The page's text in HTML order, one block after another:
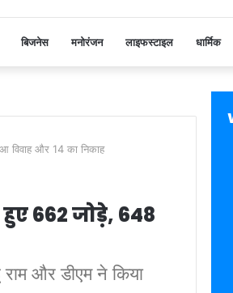
बिजनेस मनोरंजन लाइफस्टाइल धार्मिक
विवाह और 14 का निकाह
662 जोड़े, 648
और डीएम ने किया